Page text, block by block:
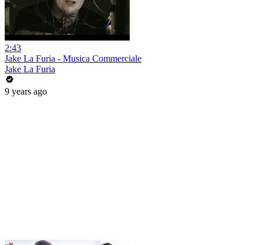
2:43
Jake La Furia - Musica Commerciale
Jake La Furia
9 years ago